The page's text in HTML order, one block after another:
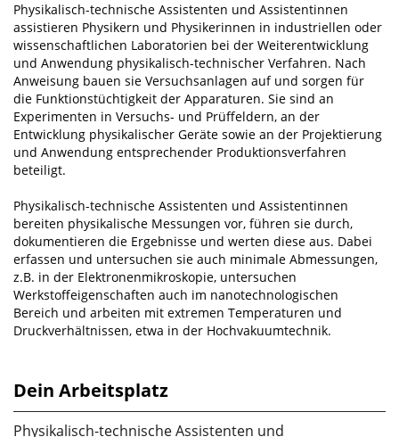
Physikalisch-technische Assistenten und Assistentinnen
assistieren Physikern und Physikerinnen in industriellen oder
wissenschaftlichen Laboratorien bei der Weiterentwicklung
und Anwendung physikalisch-technischer Verfahren. Nach
Anweisung bauen sie Versuchsanlagen auf und sorgen für
die Funktionstüchtigkeit der Apparaturen. Sie sind an
Experimenten in Versuchs- und Prüffeldern, an der
Entwicklung physikalischer Geräte sowie an der Projektierung
und Anwendung entsprechender Produktionsverfahren
beteiligt.
Physikalisch-technische Assistenten und Assistentinnen
bereiten physikalische Messungen vor, führen sie durch,
dokumentieren die Ergebnisse und werten diese aus. Dabei
erfassen und untersuchen sie auch minimale Abmessungen,
z.B. in der Elektronenmikroskopie, untersuchen
Werkstoffeigenschaften auch im nanotechnologischen
Bereich und arbeiten mit extremen Temperaturen und
Druckverhältnissen, etwa in der Hochvakuumtechnik.
Dein Arbeitsplatz
Physikalisch-technische Assistenten und